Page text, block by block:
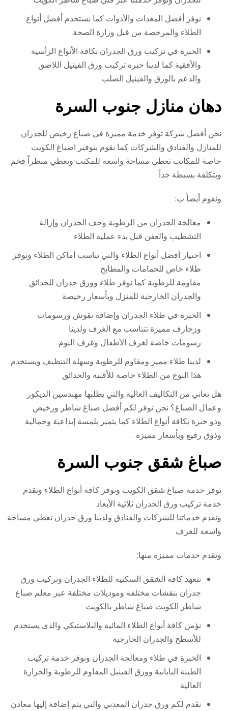
نوفر أفضل المعدات والأدوات كما نستخدم أفضل أنواع
الطلاء والمرخصة من قبل وزارة الصحة
الخبرة في تركيب ورق الجدران بكافة الأنواع الرأسية
والأفقية كما لدينا خبرة تركيب ورق الفينيل اللاصق
والدعم بالورق والفينيل الصلب
دهان منازل جنوب السرة
نحن أفضل شركة توفر خدمة مميزة في صباغ رخيص للجدران
للمنازل والفنادق والشركات كما نقوم بتوفير اصباغ الكويت
خاصة للمكاتب تعطي مساحة واسعة للمكتب وتعطي منظراً فخم
وبتكلفة بسيطة جداً
ونقوم أيضاً ب:
معالجة الجدران من الرطوبة وحف الجدران وإزالة
التشطيب والعفن قبل بدء عملية الطلاء
اختيار أفضل أنواع الطلاء والتي تناسب أماكن الطلاء ونوفر
طلاء خاص للحمامات والمطابخ
مقاومة للرطوبة كما نوفر طلاء وورق جدران للحدائق
والجدران الخارجية للمنزل وبأسعار رخيصة
الخبرة في طلاء الجدران وإضافة نقوش ورسومات
وزخارف مميزة تتناسب مع الغرف ولدينا
رسومات خاصة لغرف الأطفال وغرف النوم
لدينا طلاء مميز ومقاوم للرطوبة وسهلة التنظيف ويستخدم
هذا النوع من الطلاء خاصة للأقبية والحدائق
هل تعاني من التكاليف العالية والتي يطلبها مهندسين الديكور
وعمال الصباغ؟ نحن نوفر لكم أفضل صباغ شاطر ورخيص
وذو خبرة بكافة أنواع الطلاء كما يتميز بلمسة إبداعية وجمالية
وذوق رفيع وبأسعار مميزة .
صباغ شقق جنوب السرة
نوفر خدمة صباغ شقق الكويت ونوفر كافة أنواع الطلاء ونقدم
خدمة تركيب ورق الجدران ثلاثية الأبعاد
ونقدم خدماتنا للشركات والفنادق ولدينا ورق جدران تعطي مساحة
واسعة للغرف
ونقدم خدمات مميزة منها:
نتعهد كافة الشقق السكنية للطلاء الجدران وتركيب ورق
جدران بنقشات مختلفة وموديلات مختلفة عبر معلم صباغ
شاطر الكويت صباغ شاطر بالكويت
نؤمن كافة أنواع الطلاء المائية والبلاستيكي والذي يستخدم
للأسطح والجدران الخارجية
الخبرة في طلاء ومعالجة الجدران ونوفر خدمة تركيب
الطينة اليابانية وورق الفينيل المقاوم للرطوبة والحرارة
العالية
نقدم لكم ورق جدران المعدني والتي يتم إضافة إليها معادن